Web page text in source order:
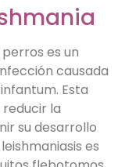
es un
causada
Esta
la
su desarrollo
es